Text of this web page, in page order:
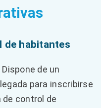
de habitantes
de un
para inscribirse
control de